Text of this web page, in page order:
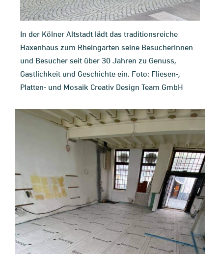
In der Kölner Altstadt lädt das traditionsreiche
Haxenhaus zum Rheingarten seine Besucherinnen
und Besucher seit über 30 Jahren zu Genuss,
Gastlichkeit und Geschichte ein. Foto: Fliesen-,
Platten- und Mosaik Creativ Design Team GmbH